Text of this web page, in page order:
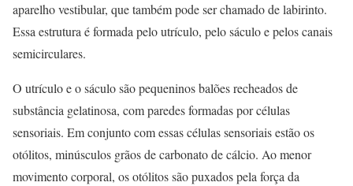
aparelho vestibular, que também pode ser chamado de labirinto.
Essa estrutura é formada pelo utrículo, pelo sáculo e pelos canais
semicirculares.
O utrículo e o sáculo são pequeninos balões recheados de
substância gelatinosa, com paredes formadas por células
sensoriais. Em conjunto com essas células sensoriais estão os
otólitos, minúsculos grãos de carbonato de cálcio. Ao menor
movimento corporal, os otólitos são puxados pela força da